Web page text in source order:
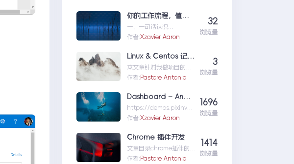
大型语言模型（L...MCP|
MCP可以做什么
你的工作流程，值得一个“全自动数字分身”：录制、截图、成文，一气呵成
一、一句话认识
TestFlowRecorder在数字
记录操作步骤并生成清...
“全自动数字分身”：录
制、截图、成文，一气呵
作者:Xzavier Aaron
32
浏览量
Linux & Centos 记忆大全
本文章针对我做项目的时
候出现的一些经典问题进
yumError:Cannotret...Li
作者:Pastore Antonio
3
浏览量
Dashboard – Analytics | Vuexy – Bootstrap Admin Template
https://demos.pixinven
t.com/vuexy-html-
templ...Dashboard–
BootstrapAdminTempla
te
作者:Xzavier Aaron
1696
浏览量
Chrome 插件开发
文章目录chrome插件的
控制能力chrome插件的
作者:Pastore Antonio
1414
浏览量